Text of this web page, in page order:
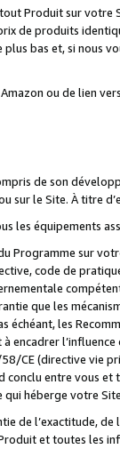
Produit sur
de produits
bas et, si nous
ou de lien
de son
sur le Site. À titre
les équipements
Programme sur
code de
que les
échéant, les
encadrer
CE (directive vie
conclu entre vous
qui héberge votre
de l’exactitude,
et toutes les